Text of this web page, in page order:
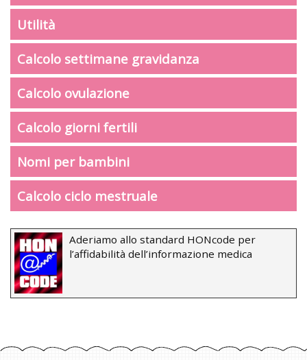
Utilità
Calcolo settimane gravidanza
Calcolo ovulazione
Calcolo giorni fertili
Nomi per bambini
Calcolo ciclo mestruale
Aderiamo allo standard HONcode per
l’affidabilità dell’informazione medica